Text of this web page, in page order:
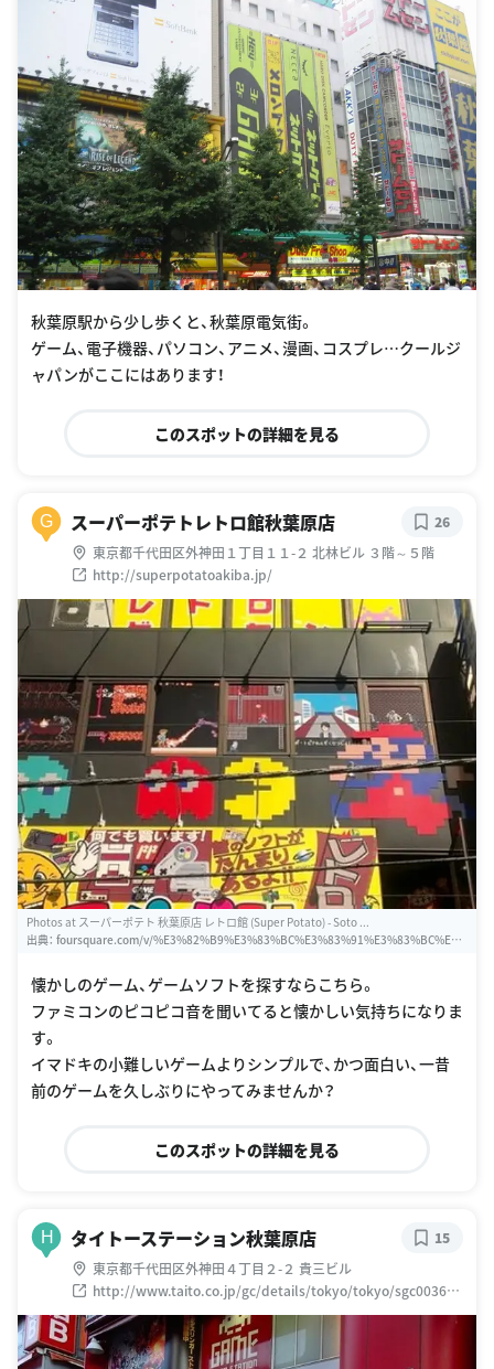
秋葉原駅から少し歩くと、秋葉原電気街。
ゲーム、電子機器、パソコン、アニメ、漫画、コスプレ…クールジ
ャパンがここにはあります！
このスポットの詳細を見る
G スーパーポテトレトロ館秋葉原店
東京都千代田区外神田１丁目１１-２ 北林ビル ３階～５階
http://superpotatoakiba.jp/
26
Photos at スーパーポテト 秋葉原店 レトロ館 (Super Potato) - Soto ...
出典： foursquare.com/v/%E3%82%B9%E3%83%BC%E3%83%91%E3%83%BC%E3%
A%97-%E3%83%AC%E3%83%88%E3%83%AD%E9%A4%A8-super-potato/4b0587b
af964a5205ea122e3/photos
懐かしのゲーム、ゲームソフトを探すならこちら。
ファミコンのピコピコ音を聞いてると懐かしい気持ちになりま
す。
イマドキの小難しいゲームよりシンプルで、かつ面白い、一昔
前のゲームを久しぶりにやってみませんか？
このスポットの詳細を見る
H タイトーステーション秋葉原店
東京都千代田区外神田４丁目２-２ 貴三ビル
http://www.taito.co.jp/gc/details/tokyo/tokyo/sgc00365/i
ndex.html
15